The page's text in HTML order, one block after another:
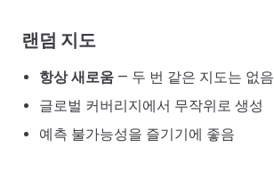
랜덤 지도
항상 새로움 — 두 번 같은 지도는 없음
글로벌 커버리지에서 무작위로 생성
예측 불가능성을 즐기기에 좋음